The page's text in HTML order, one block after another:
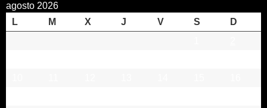
agosto 2026
L
M X J V S
D